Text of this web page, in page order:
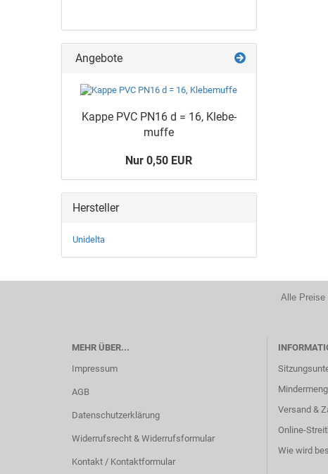
Angebote
Kappe PVC PN16 d = 16, Kle­be­
muf­fe
Nur 0,50 EUR
Hersteller
Unidelta
Alle Preise
MEHR ÜBER...
Impressum
AGB
Datenschutzerklärung
Widerrufsrecht & Widerrufsformular
Kontakt / Kontaktformular
Versand &
Online-
Wie wird